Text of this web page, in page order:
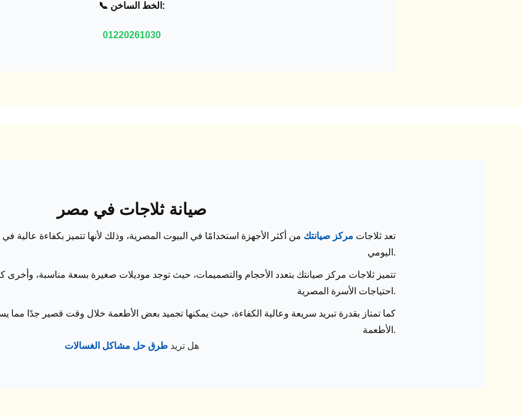
📞 الخط الساخن:
01220261030
صيانة ثلاجات في مصر
تعد ثلاجات مركز صيانتك من أكثر الأجهزة استخدامًا في البيوت المصرية، وذلك لأنها تتميز بكفاءة عالية
اليومي.
تتميز ثلاجات مركز صيانتك بتعدد الأحجام والتصميمات، حيث توجد موديلات صغيرة بسعة مناسبة، وأخرى
احتياجات الأسرة المصرية.
كما تمتاز بقدرة تبريد سريعة وعالية الكفاءة، حيث يمكنها تجميد بعض الأطعمة خلال وقت قصير جدًا
الأطعمة.
هل تريدطرق حل مشاكل الغسالات